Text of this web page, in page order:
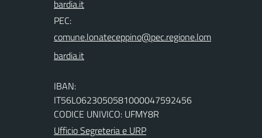
PEC:
IBAN:
IT56L0623050581000047592456
CODICE UNIVICO: UFMY8R
Ufficio Segreteria e URP